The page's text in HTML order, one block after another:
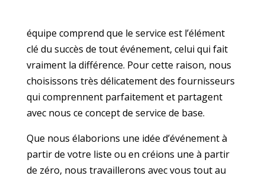
équipe comprend que le service est l’élément
clé du succès de tout événement, celui qui fait
vraiment la différence. Pour cette raison, nous
choisissons très délicatement des fournisseurs
qui comprennent parfaitement et partagent
avec nous ce concept de service de base.
Que nous élaborions une idée d’événement à
partir de votre liste ou en créions une à partir
de zéro, nous travaillerons avec vous tout au